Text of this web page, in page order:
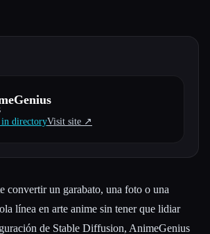
directoryVisit site ↗︎
convertir un garabato, una foto o una
línea en arte anime sin tener que lidiar
de Stable Diffusion, AnimeGenius